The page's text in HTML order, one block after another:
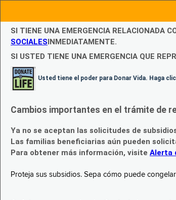
SI TIENE UNA EMERGENCIA RELACIONADA
SOCIALESINMEDIATAMENTE.
SI USTED TIENE UNA EMERGENCIA QUE
Usted tiene el poder para Donar Vida. Haga
Cambios importantes en el trámite de
Ya no se aceptan las solicitudes de
Las familias beneficiarias aún pueden
Para obtener más información, visite Alerta
Proteja sus subsidios. Sepa cómo puede